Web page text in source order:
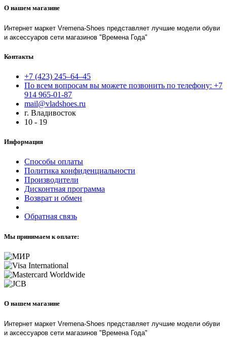
О нашем магазине
Интернет маркет Vremena-Shoes представляет лучшие модели обуви
и аксессуаров сети магазинов "Времена Года"
Контакты
+7 (423) 245–64–45
По всем вопросам вы можете позвонить по телефону: +7
914 965-01-87
mail@vladshoes.ru
г. Владивосток
10 - 19
Информация
Способы оплаты
Политика конфиденциальности
Производители
Дисконтная программа
Возврат и обмен
Обратная связь
Мы принимаем к оплате:
О нашем магазине
Интернет маркет Vremena-Shoes представляет лучшие модели обуви
и аксессуаров сети магазинов "Времена Года"